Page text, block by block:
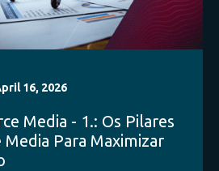
16, 2026
Media - 1.: Os Pilares
Para Maximizar